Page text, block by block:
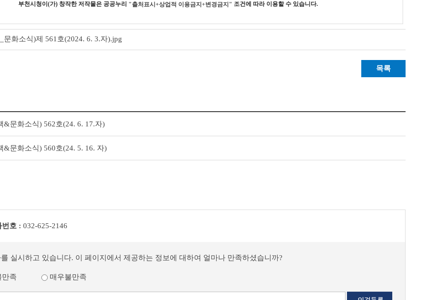
부천시청이(가) 창작한저작물은 공공누리 "출처표시+상업적 이용금지+변경금지" 조건에 따라 이용할 수 있습니다.
문화소식)제 561호(2024. 6. 3.자).jpg
목록
&문화소식) 562호(24. 6. 17.자)
&문화소식) 560호(24. 5. 16. 자)
번호 : 032-625-2146
실시하고 있습니다. 이 페이지에서 제공하는 정보에 대하여 얼마나 만족하셨습니까?
족 매우불만족